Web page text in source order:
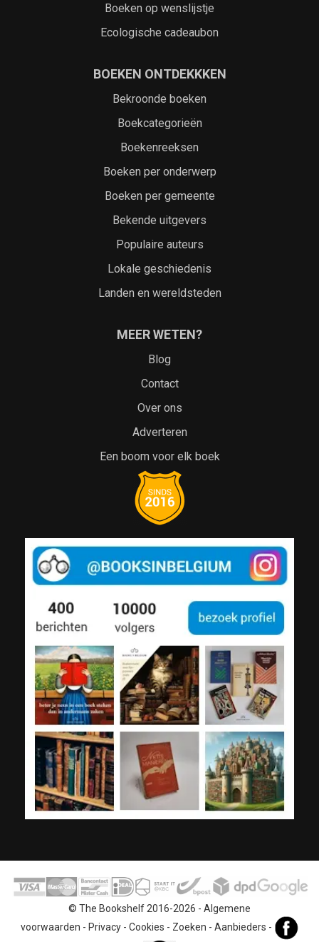
Boeken op wenslijstje
Ecologische cadeaubon
BOEKEN ONTDEKKKEN
Bekroonde boeken
Boekcategorieën
Boekenreeksen
Boeken per onderwerp
Boeken per gemeente
Bekende uitgevers
Populaire auteurs
Lokale geschiedenis
Landen en wereldsteden
MEER WETEN?
Blog
Contact
Over ons
Adverteren
Een boom voor elk boek
© The Bookshelf 2016-2026 - Algemene
voorwaarden - Privacy- Cookies - Zoeken - Aanbieders -